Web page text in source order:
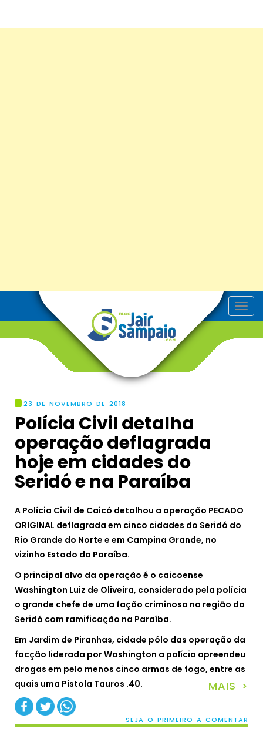
T
o
23 DE NOVEMBRO DE 2018
Polícia Civil detalha
operação deflagrada
hoje em cidades do
Seridó e na Paraíba
A Polícia Civil de Caicó detalhou a operação PECADO
ORIGINAL deflagrada em cinco cidades do Seridó do
Rio Grande do Norte e em Campina Grande, no
vizinho Estado da Paraíba.
O principal alvo da operação é o caicoense
Washington Luiz de Oliveira, considerado pela polícia
o grande chefe de uma fação criminosa na região do
Seridó com ramificação na Paraíba.
Em Jardim de Piranhas, cidade pólo das operação da
facção liderada por Washington a polícia apreendeu
drogas em pelo menos cinco armas de fogo, entre as
quais uma Pistola Tauros .40.
MAIS >
SEJA O PRIMEIRO A COMENTAR